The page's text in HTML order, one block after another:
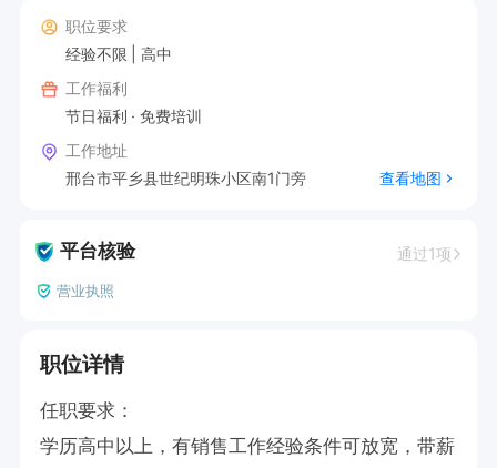
职位要求
经验不限
高中
工作福利
节日福利
免费培训
工作地址
邢台市平乡县世纪明珠小区南1门旁
查看地图
平台核验 通过1项
营业执照
职位详情
任职要求：
学历高中以上，有销售工作经验条件可放宽，带薪